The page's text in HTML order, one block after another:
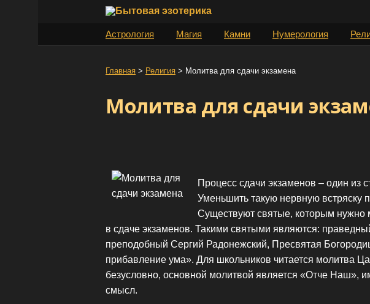
Астрология Магия Камни Нумерология
Главная > Религия > Молитва для сдачи экзамена
Молитва для сдачи
Процесс сдачи экзаменов – один из
Уменьшить такую нервную встряску
Существуют святые, которым нужно
в сдаче экзаменов. Такими святыми являются:
преподобный Сергий Радонежский, Пресвятая
прибавление ума». Для школьников читается молитва
безусловно, основной молитвой является «Отче Наш»,
смысл.